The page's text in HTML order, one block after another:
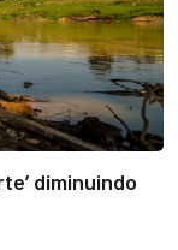
diminuindo